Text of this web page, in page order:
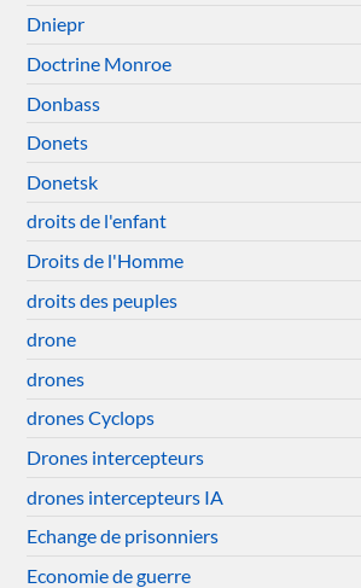
Dniepr
Doctrine Monroe
Donbass
Donets
Donetsk
droits de l'enfant
Droits de l'Homme
droits des peuples
drone
drones
drones Cyclops
Drones intercepteurs
drones intercepteurs IA
Echange de prisonniers
Economie de guerre